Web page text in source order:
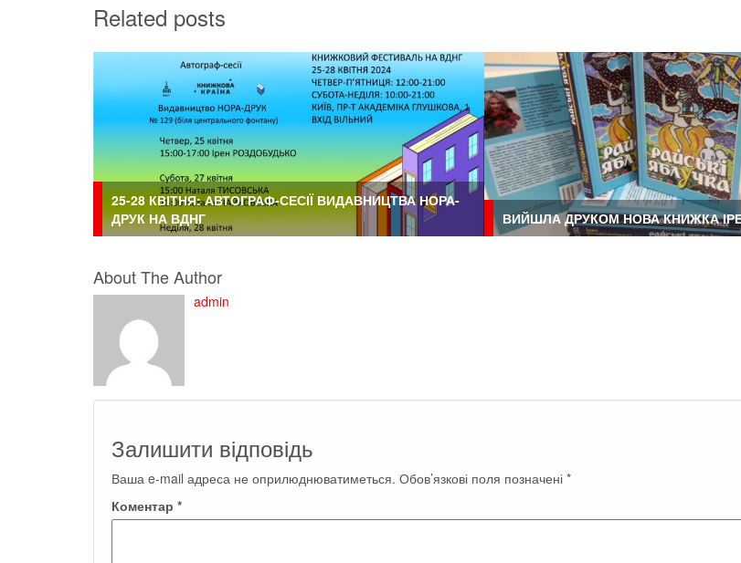
Related posts
25-28 КВІТНЯ: АВТОГРАФ-СЕСІЇ ВИДАВНИЦТВА НОРА-
ДРУК НА ВДНГ
ВИЙШЛА ДРУКОМ НОВА КНИЖКА
About The Author
admin
Залишити відповідь
Ваша e-mail адреса не оприлюднюватиметься. Обов’язкові поля позначені *
Коментар *